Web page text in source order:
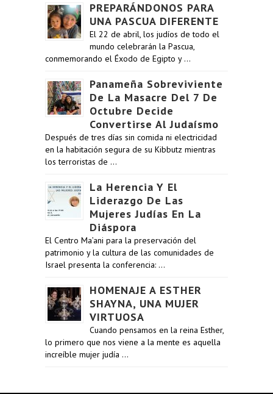
PREPARÁNDONOS PARA
UNA PASCUA DIFERENTE
El 22 de abril, los judíos de todo el
mundo celebrarán la Pascua,
conmemorando el Éxodo de Egipto y …
Panameña Sobreviviente
De La Masacre Del 7 De
Octubre Decide
Convertirse Al Judaísmo
Después de tres días sin comida ni electricidad
en la habitación segura de su Kibbutz mientras
los terroristas de …
La Herencia Y El
Liderazgo De Las
Mujeres Judías En La
Diáspora
El Centro Ma’ani para la preservación del
patrimonio y la cultura de las comunidades de
Israel presenta la conferencia: …
HOMENAJE A ESTHER
SHAYNA, UNA MUJER
VIRTUOSA
Cuando pensamos en la reina Esther,
lo primero que nos viene a la mente es aquella
increíble mujer judía …